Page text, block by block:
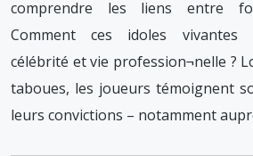
comprendre les liens entre
Comment ces idoles vivantes
célébrité et vie profession¬nelle ?
taboues, les joueurs témoignent
leurs convictions – notamment